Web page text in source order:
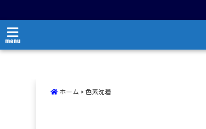
menu
ホーム > 色素沈着